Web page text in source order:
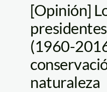
[Opinión]
(1960-
naturaleza